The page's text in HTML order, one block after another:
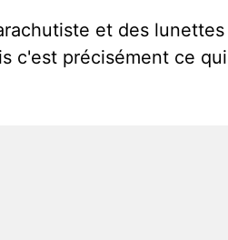
et des
c'est précisément ce